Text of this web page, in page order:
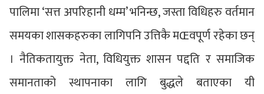
पालिमा ‘सत्त अपरिहानी धम्म’ भनिन्छ, जस्ता विधिहरु वर्तमान
समयका शासकहरुका लागिपनि उत्तिकै मŒवपूर्ण रहेका छन्
। नैतिकतायुक्त नेता, विधियुक्त शासन पद्दति र समाजिक
समानताको स्थापनाका लागि बुद्धले बताएका यी